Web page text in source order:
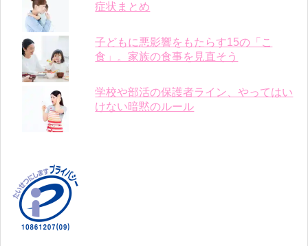
症状まとめ
子どもに悪影響をもたらす15の「こ
食」。家族の食事を見直そう
学校や部活の保護者ライン、やってはい
けない暗黙のルール